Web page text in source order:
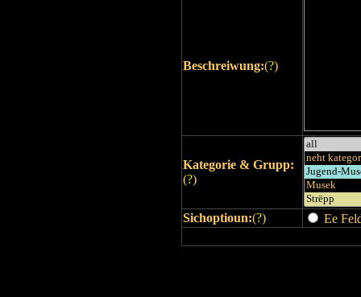
Beschreiwung:(?)
Kategorie & Grupp:
(?)
Sichoptioun:(?) Ee